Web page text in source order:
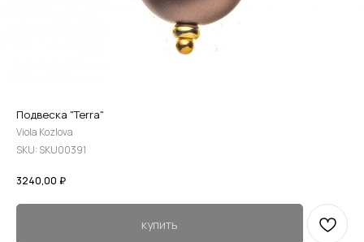
Подвеска "Terra"
Viola Kozlova
SKU: SKU00391
3240,00 ₽
купить